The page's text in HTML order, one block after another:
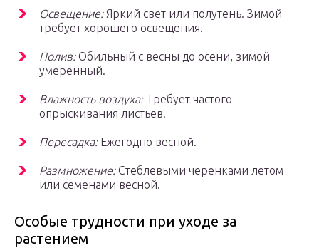
Освещение:Яркий свет или полутень. Зимой
требует хорошего освещения.
Полив:Обильный с весны до осени, зимой
умеренный.
Влажность воздуха:Требует частого
опрыскивания листьев.
Пересадка:Ежегодно весной.
Размножение:Стеблевыми черенками летом
или семенами весной.
Особые трудности при уходе за
растением